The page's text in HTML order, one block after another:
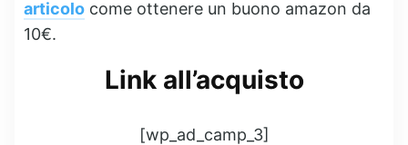
articolo come ottenere un buono amazon da
10€.
Link all’acquisto
[wp_ad_camp_3]